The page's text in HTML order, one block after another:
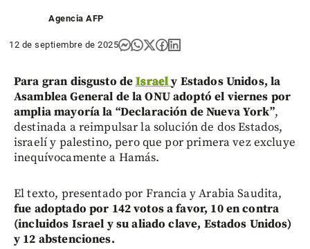
Agencia AFP
12 de septiembre de 2025
Para gran disgusto deIsraely Estados Unidos, la
Asamblea General de la ONU adoptó el viernes por
amplia mayoría la “Declaración de Nueva York”,
destinada a reimpulsar la solución de dos Estados,
israelí y palestino, pero que por primera vez excluye
inequívocamente a Hamás.
El texto, presentado por Francia y Arabia Saudita,
fue adoptado por 142 votos a favor, 10 en contra
(incluidos Israel y su aliado clave, Estados Unidos)
y 12 abstenciones.